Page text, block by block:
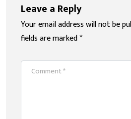
Leave a Reply
Your email address will not be
fields are marked*